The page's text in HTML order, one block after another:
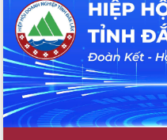
Huy giữ chức Bí thư Đảng ủy Ủy Ban
Nhân dân tỉnh
Bệnh án điện tử thúc đẩy chuyển đổi
số y tế tại Đắk Lắk
Chuyển đổi số thư viện: Mở rộng
không gian tri thức trong thời đại số
Đánh giá, rút kinh nghiệm công tác tổ
chức diễn tập trước ngày bầu cử